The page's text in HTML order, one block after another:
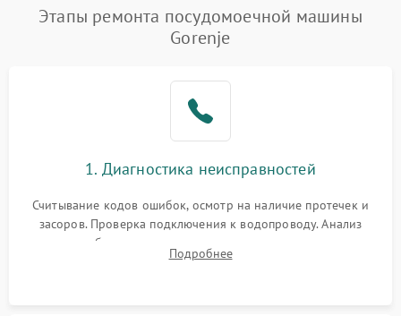
Проблемы с набором
воды
1800 ₽ Подробнее →
1700 ₽
циркуляционным насосом
2100 ₽ Подробнее →
Этапы ремонта посудомоечной машины
Gorenje
1. Диагностика неисправностей
Считывание кодов ошибок, осмотр на наличие протечек и
засоров. Проверка подключения к водопроводу. Анализ
жалоб на отсутствие слива, нагрева, вращения
разбрызгивателей или срабатывание системы защиты
Подробнее